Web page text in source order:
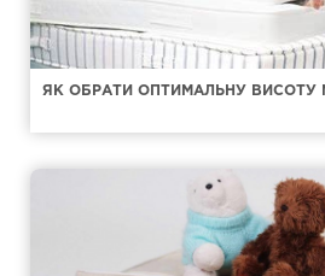
ЯК ОБРАТИ ОПТИМАЛЬНУ ВИСОТУ